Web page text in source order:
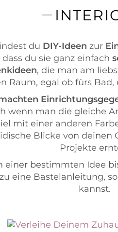
du DIY-Ideen zur
du sie ganz einfach
, die man am
Raum, egal ob fürs
wenn man die gleiche
mit einer anderen
Blicke von
Projekte
einer bestimmten Idee
eine Bastelanleitung,
kannst.